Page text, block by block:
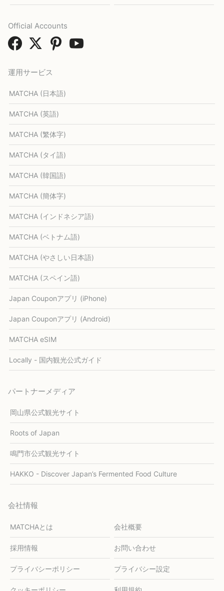
運用サービス
MATCHA (日本語)
MATCHA (英語)
MATCHA (繁体字)
MATCHA (タイ語)
MATCHA (韓国語)
MATCHA (簡体字)
MATCHA (インドネシア語)
MATCHA (ベトナム語)
MATCHA (やさしい日本語)
MATCHA (スペイン語)
Japan Couponアプリ (iPhone)
Japan Couponアプリ (Android)
MATCHA eSIM
Locally - 国内観光公式ガイド
パートナーメディア
岡山県公式観光サイト
Roots of Japan
鳴門市公式観光サイト
HAKKO - Discover Japan’s Fermented Food Culture
会社情報
MATCHAとは 会社概要
採用情報 お問い合わせ
プライバシーポリシー プライバシー設定
Official Accounts